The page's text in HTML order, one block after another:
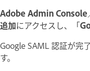
Adobe Admin Console
追加にアクセスし、「
Google SAML 認証が完
す。